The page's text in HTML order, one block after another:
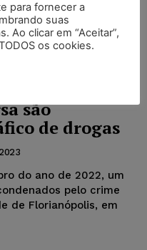
crack na
são
de drogas
do ano de 2022, um
pelo crime
de Florianópolis, em
para fornecer a
suas
Ao clicar em “Aceitar”,
os cookies.